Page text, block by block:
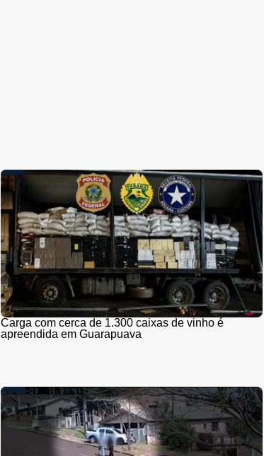
Carga com cerca de 1.300 caixas de vinho é
apreendida em Guarapuava